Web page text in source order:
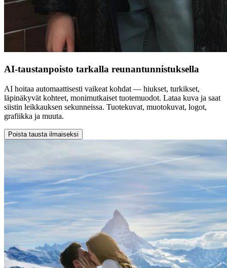
AI-taustanpoisto tarkalla reunantunnistuksella
AI hoitaa automaattisesti vaikeat kohdat — hiukset, turkikset,
läpinäkyvät kohteet, monimutkaiset tuotemuodot. Lataa kuva ja saat
siistin leikkauksen sekunneissa. Tuotekuvat, muotokuvat, logot,
grafiikka ja muuta.
Poista tausta ilmaiseksi